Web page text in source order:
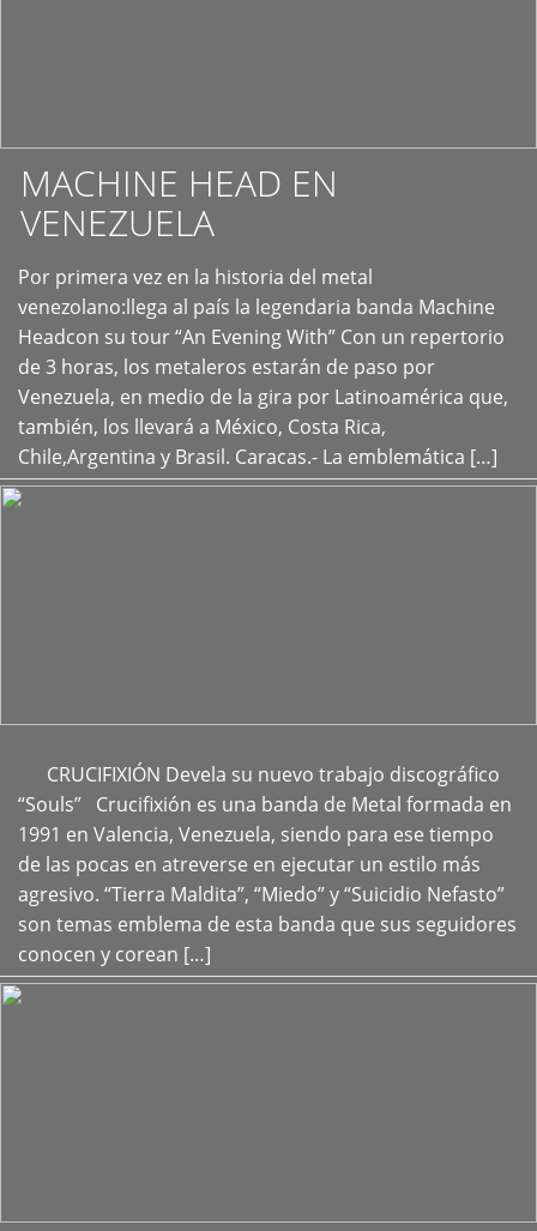
MACHINE HEAD EN
VENEZUELA
Por primera vez en la historia del metal
venezolano:llega al país la legendaria banda Machine
Headcon su tour “An Evening With” Con un repertorio
de 3 horas, los metaleros estarán de paso por
Venezuela, en medio de la gira por Latinoamérica que,
también, los llevará a México, Costa Rica,
Chile,Argentina y Brasil. Caracas.- La emblemática […]
+
CRUCIFIXIÓN Devela su nuevo trabajo discográfico
“Souls” Crucifixión es una banda de Metal formada en
1991 en Valencia, Venezuela, siendo para ese tiempo
de las pocas en atreverse en ejecutar un estilo más
agresivo. “Tierra Maldita”, “Miedo” y “Suicidio Nefasto”
son temas emblema de esta banda que sus seguidores
conocen y corean […]
+